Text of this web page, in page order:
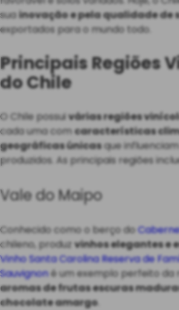
suainovação e pela qualidade de
exportados para o mundo todo.
Principais Regiões
do Chile
O Chile possuivárias regiões
cada uma comcaracterísticas
geográficas únicasque
produzidos. As principais regiões
Vale do Maipo
Conhecido como o berço do
chileno, produz vinhos elegantes e
Vinho Santa Carolina Reserva de
Sauvignoné um exemplo perfeito da
aromas de frutas escuras
chocolate amargo.